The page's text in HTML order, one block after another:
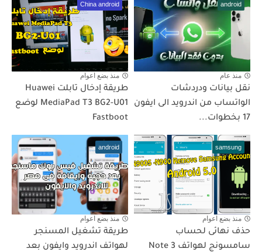
android
منذ عام
نقل بيانات ودردشات
الواتساب من اندرويد الى ايفون
17 بخطوات...
China android
منذ بضع اعوام
طريقة إدخال تابلت Huawei
MediaPad T3 BG2-U01 لوضع
Fastboot
samsung
منذ بضع اعوام
حذف نهائى لحساب
سامسونج لهواتف Note 3
android
منذ بضع اعوام
طريقة تشغيل المسنجر
لهواتف اندرويد وايفون بعد